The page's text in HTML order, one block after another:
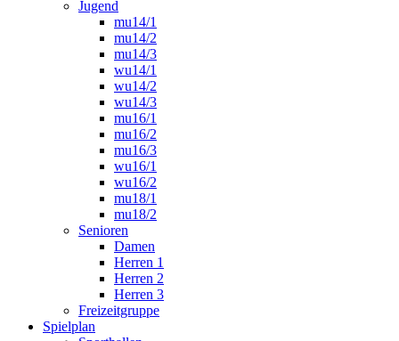
Jugend
mu14/1
mu14/2
mu14/3
wu14/1
wu14/2
wu14/3
mu16/1
mu16/2
mu16/3
wu16/1
wu16/2
mu18/1
mu18/2
Senioren
Damen
Herren 1
Herren 2
Herren 3
Freizeitgruppe
Spielplan